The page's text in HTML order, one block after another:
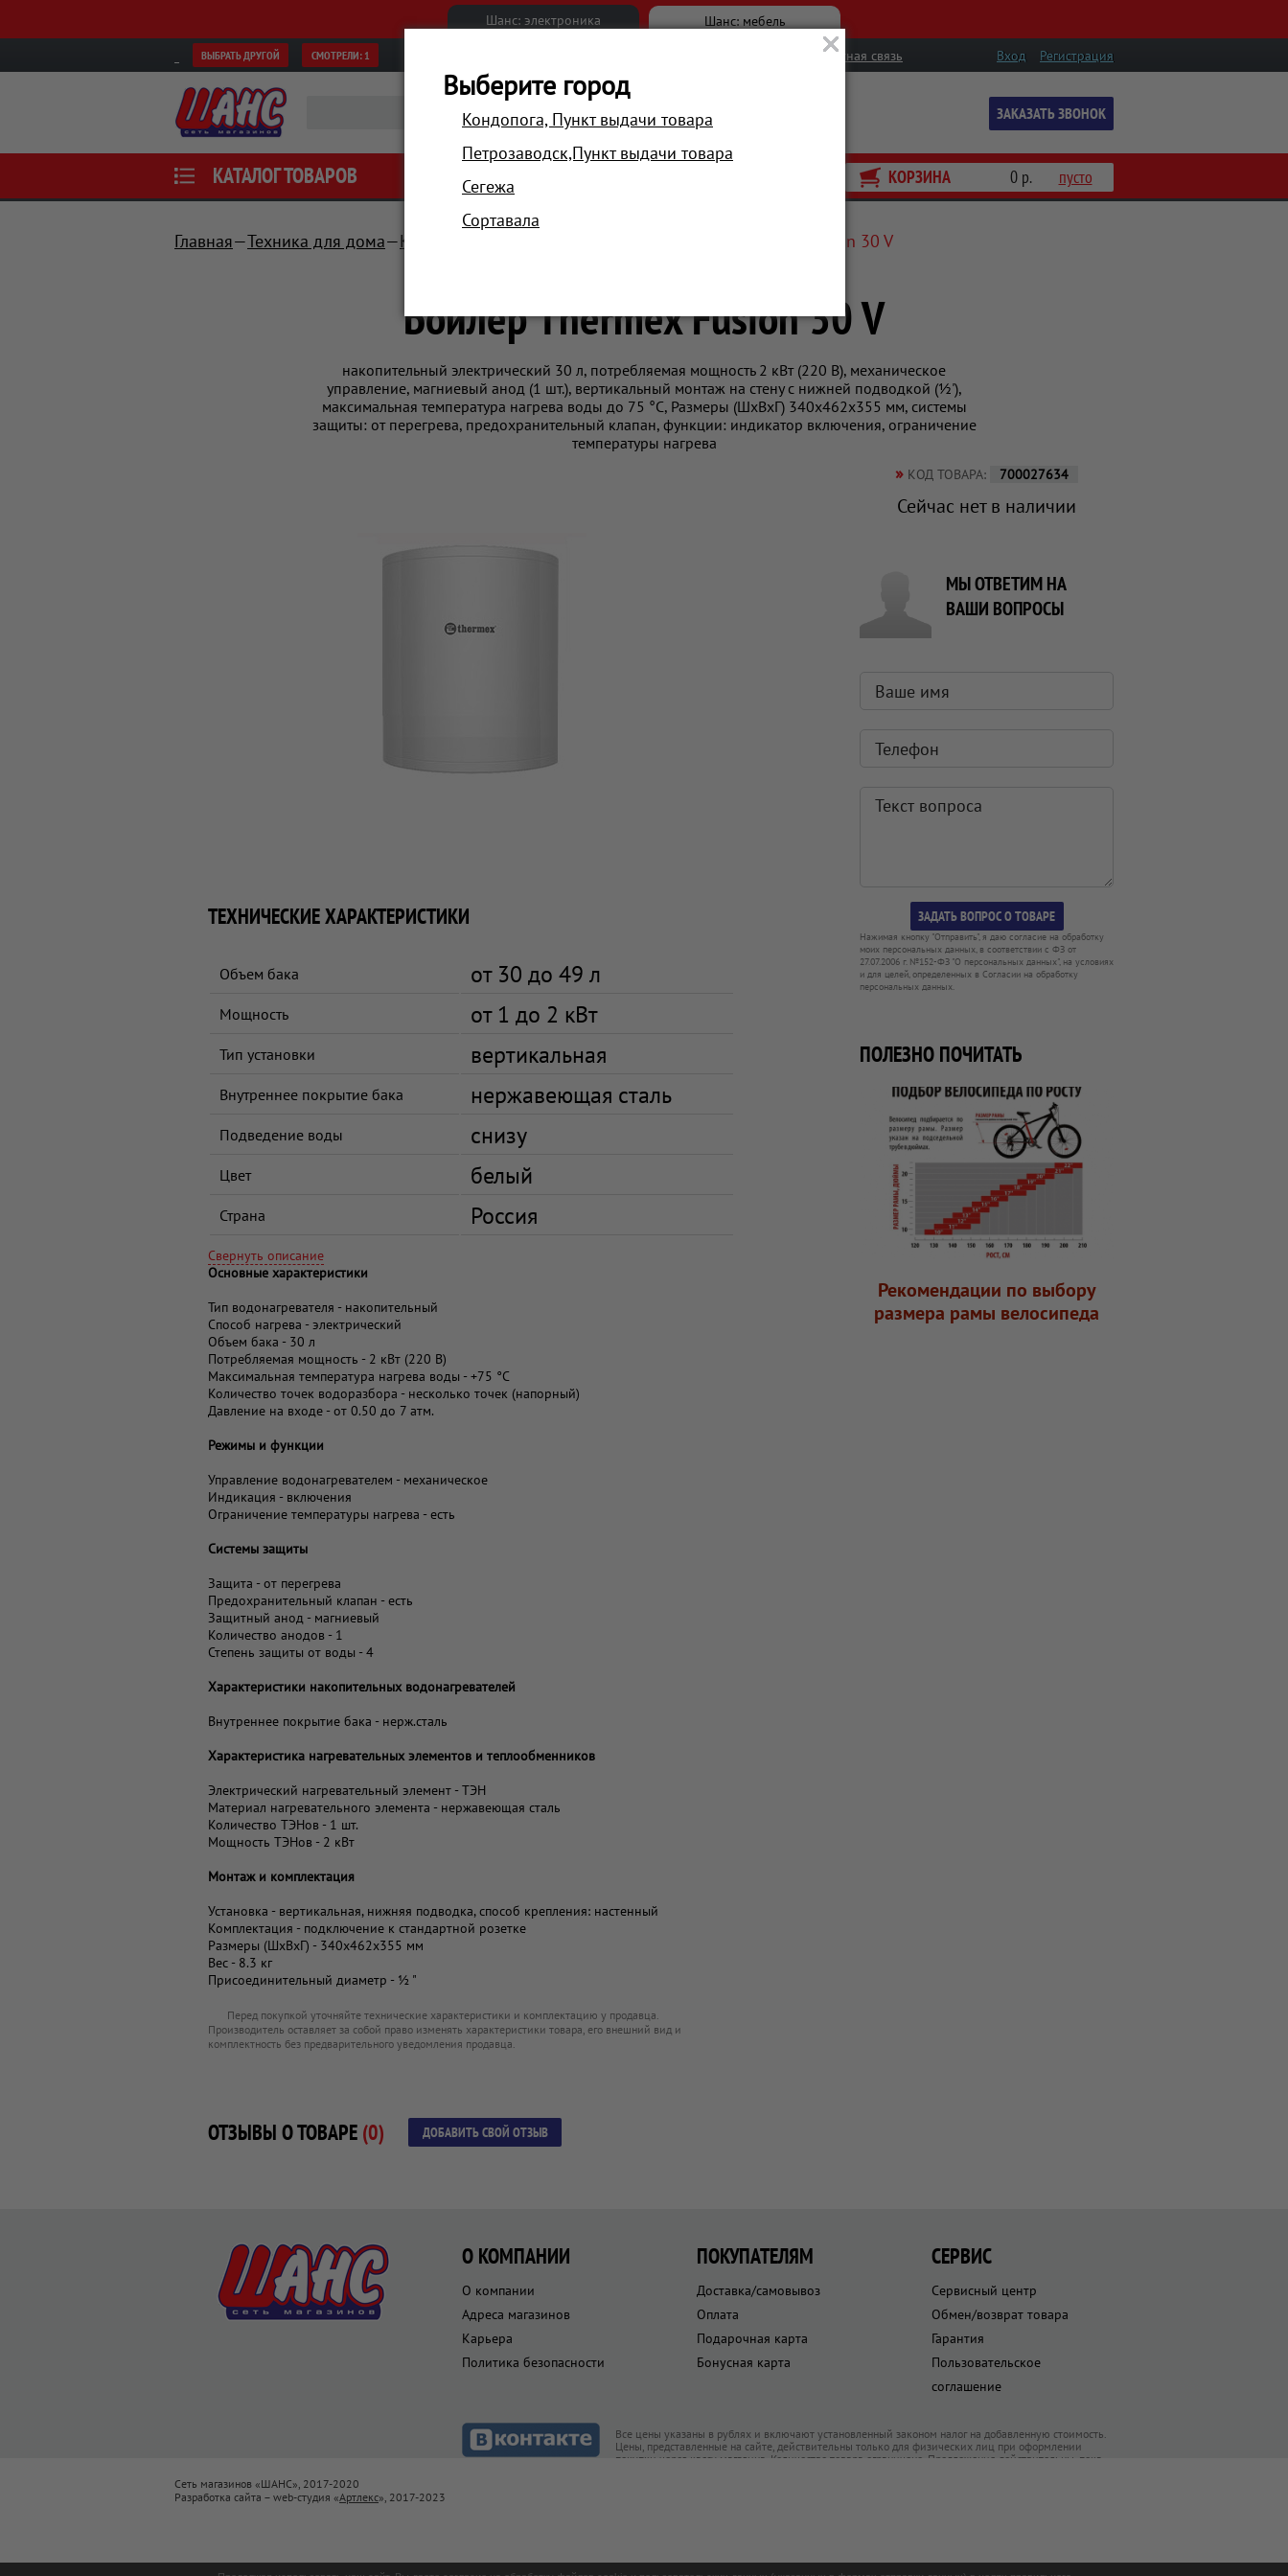
Шанс: электроника Шанс: мебель
ВЫБРАТЬ ДРУГОЙ СМОТРЕЛИ: 1 Вход Регистрация
Обратная связь
ЗАКАЗАТЬ ЗВОНОК
КАТАЛОГ ТОВАРОВ АКЦИИ КОРЗИНА 0 р. пусто
Главная Техника для дома Климатическая техника Бойлер Thermex Fusion 30 V
Бойлер Thermex Fusion 30 V
накопительный электрический 30 л, потребляемая мощность 2 кВт (220 В), механическое
управление, магниевый анод (1 шт.), вертикальный монтаж на стену с нижней подводкой (½'),
максимальная температура нагрева воды до 75 °С, Размеры (ШxВxГ) 340x462x355 мм, системы
защиты: от перегрева, предохранительный клапан, функции: индикатор включения, ограничение
температуры нагрева
ТЕХНИЧЕСКИЕ ХАРАКТЕРИСТИКИ
Объем бака от 30 до 49 л
Мощность от 1 до 2 кВт
Тип установки вертикальная
Внутреннее покрытие бака нержавеющая сталь
Подведение воды снизу
Цвет белый
Страна Россия
Свернуть описание
Основные характеристики
Тип водонагревателя - накопительный
Способ нагрева - электрический
Объем бака - 30 л
Потребляемая мощность - 2 кВт (220 В)
Максимальная температура нагрева воды - +75 °С
Количество точек водоразбора - несколько точек (напорный)
Давление на входе - от 0.50 до 7 атм.
Режимы и функции
Управление водонагревателем - механическое
Индикация - включения
Ограничение температуры нагрева - есть
Системы защиты
Защита - от перегрева
Предохранительный клапан - есть
Защитный анод - магниевый
Количество анодов - 1
Степень защиты от воды - 4
Характеристики накопительных водонагревателей
Внутреннее покрытие бака - нерж.сталь
Характеристика нагревательных элементов и теплообменников
Электрический нагревательный элемент - ТЭН
Материал нагревательного элемента - нержавеющая сталь
Количество ТЭНов - 1 шт.
Мощность ТЭНов - 2 кВт
Монтаж и комплектация
Установка - вертикальная, нижняя подводка, способ крепления: настенный
Комплектация - подключение к стандартной розетке
Размеры (ШхВхГ) - 340x462x355 мм
Вес - 8.3 кг
Присоединительный диаметр - ½ "
Перед покупкой уточняйте технические характеристики и комплектацию у продавца.
Производитель оставляет за собой право изменять характеристики товара, его внешний вид и
комплектность без предварительного уведомления продавца.
ОТЗЫВЫ О ТОВАРЕ (0) ДОБАВИТЬ СВОЙ ОТЗЫВ
» КОД ТОВАРА: 700027634
Сейчас нет в наличии
МЫ ОТВЕТИМ НА
ВАШИ ВОПРОСЫ
Нажимая кнопку "Отправить", я даю согласие на обработку
моих персональных данных, в соответствии с ФЗ от
27.07.2006 г. №152-ФЗ "О персональных данных", на условиях
и для целей, определенных в Согласии на обработку
персональных данных.
ПОЛЕЗНО ПОЧИТАТЬ
Рекомендации по выбору
размера рамы велосипеда
О КОМПАНИИ
О компании
Адреса магазинов
Карьера
Политика безопасности
ПОКУПАТЕЛЯМ
Доставка/самовывоз
Оплата
Подарочная карта
Бонусная карта
СЕРВИС
Сервисный центр
Обмен/возврат товара
Гарантия
Пользовательское
соглашение
Все цены указаны в рублях и включают установленный законом налог на добавленную стоимость.
Цены, представленные на сайте, действительны только для физических лиц при оформлении
покупки через кассу магазина. Количество товара ограничено. Предложения действительны, пока
Сеть магазинов «ШАНС», 2017-2020
Разработка сайта – web-студия «Артлекс», 2017-2023
Выберите город
Кондопога, Пункт выдачи товара
Петрозаводск,Пункт выдачи товара
Сегежа
Сортавала